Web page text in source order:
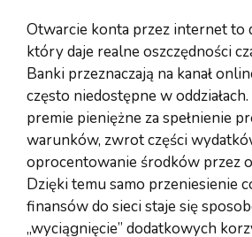
Otwarcie konta przez internet to
który daje realne oszczędności
Banki przeznaczają na kanał
często niedostępne w
premie pieniężne za spełnienie
warunków, zwrot części
oprocentowanie środków przez
Dzięki temu samo przeniesienie
finansów do sieci staje się
„wyciągnięcie” dodatkowych